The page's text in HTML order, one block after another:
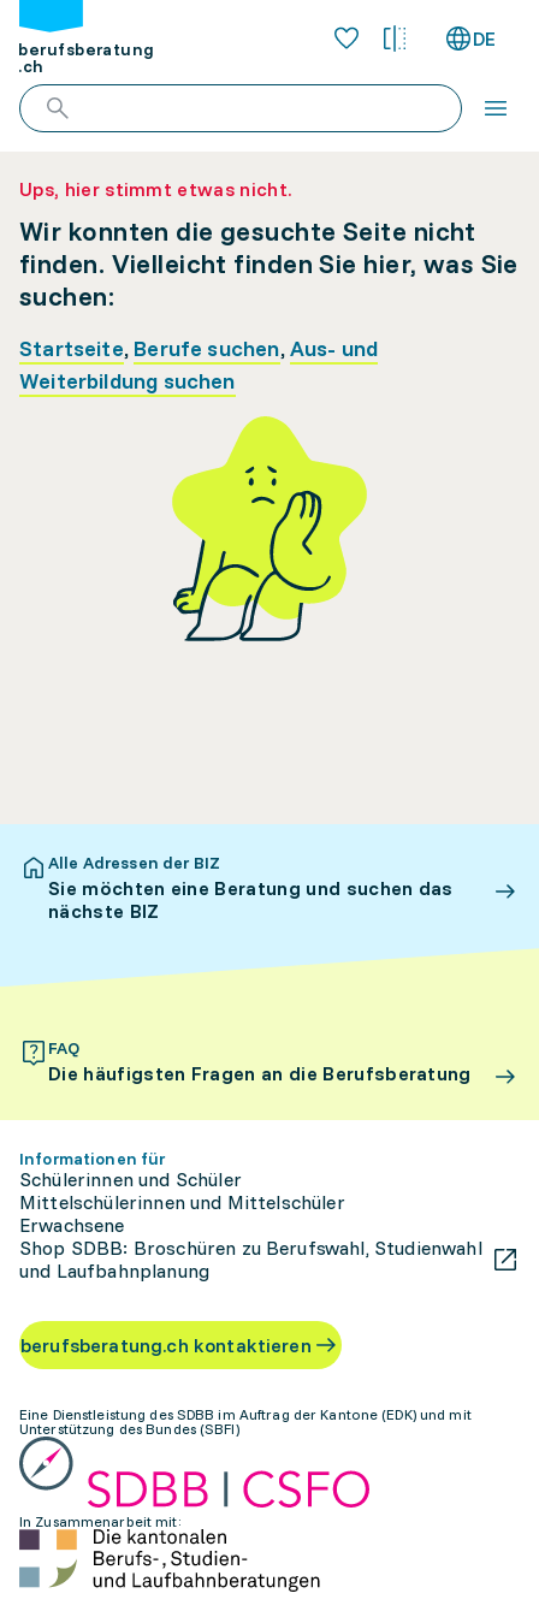
berufsberatung
.ch
DE
Ups, hier stimmt etwas nicht.
Wir konnten die gesuchte Seite nicht
finden. Vielleicht finden Sie hier, was Sie
suchen:
Startseite, Berufe suchen,Aus- und
Weiterbildung suchen
Alle Adressen der BIZ
Sie möchten eine Beratung und suchen das
nächste BIZ
FAQ
Die häufigsten Fragen an die Berufsberatung
Informationen für
Schülerinnen und Schüler
Mittelschülerinnen und Mittelschüler
Erwachsene
Shop SDBB: Broschüren zu Berufswahl, Studienwahl
und Laufbahnplanung
berufsberatung.ch kontaktieren
Eine Dienstleistung des SDBB im Auftrag der Kantone (EDK) und mit
Unterstützung des Bundes (SBFI)
In Zusammenarbeit mit: